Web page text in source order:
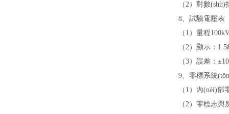
（2）對數(shù)
8、試驗電壓表
（1）量程
（2）顯示：1.5
（3）誤差：
9、零標系統
（1）內(nèi)
（2）零標志